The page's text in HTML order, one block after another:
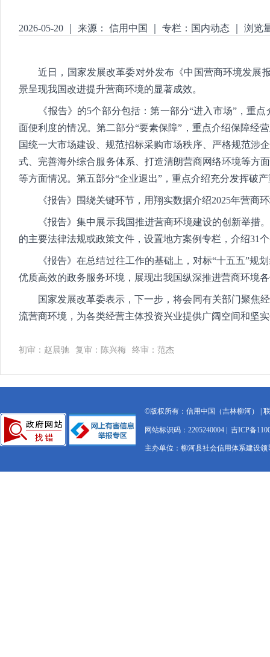
2026-05-20 来源： 信用中国 专栏： 国内动态 浏览
近日，国家发展改革委对外发布《中国营商环境发展报
景呈现我国改进提升营商环境的显著成效。
《报告》的5个部分包括：第一部分“进入市场”，重点
面便利度的情况。第二部分“要素保障”，重点介绍保障经
国统一大市场建设、规范招标采购市场秩序、严格规范涉
式、完善海外综合服务体系、打造清朗营商网络环境等方
等方面情况。第五部分“企业退出”，重点介绍充分发挥破
《报告》围绕关键环节，用翔实数据介绍2025年营商环
《报告》集中展示我国推进营商环境建设的创新举措。
的主要法律法规或政策文件，设置地方案例专栏，介绍31
《报告》在总结过往工作的基础上，对标“十五五”规划
优质高效的政务服务环境，展现出我国纵深推进营商环境
国家发展改革委表示，下一步，将会同有关部门聚焦经
流营商环境，为各类经营主体投资兴业提供广阔空间和坚
初审：赵晨驰 复审：陈兴梅 终审：范杰
©版权所有：信用中国（吉林柳河） |
网站标识码：2205240004 | 吉ICP备
主办单位：柳河县社会信用体系建设